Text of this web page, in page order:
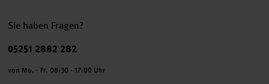
Sie haben Fragen?
Telefonnummer
05251 2882 282
von Mo. - Fr. 08:30 - 17:00 Uhr